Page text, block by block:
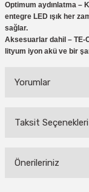
Optimum aydınlatma –
entegre LED ışık her
sağlar.
Aksesuarlar dahil – TE-
lityum iyon akü ve bir
Yorumlar
Taksit Seçenekleri
Önerileriniz